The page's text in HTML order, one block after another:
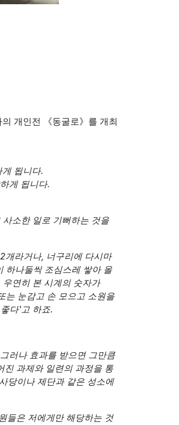
개인전 《동굴로》를 개최
됩니다.
게 됩니다.
소한 일로 기뻐하는 것을
개라거나, 너구리에 다시마
하나둘씩 조심스레 쌓아 올
연히 본 시계의 숫자가
는 눈감고 손 모으고 소원을
다'고 하죠.
러나 효과를 받으면 그만큼
진 과제와 일련의 과정을 통
당이나 제단과 같은 성소에
들은 저에게만 해당하는 것